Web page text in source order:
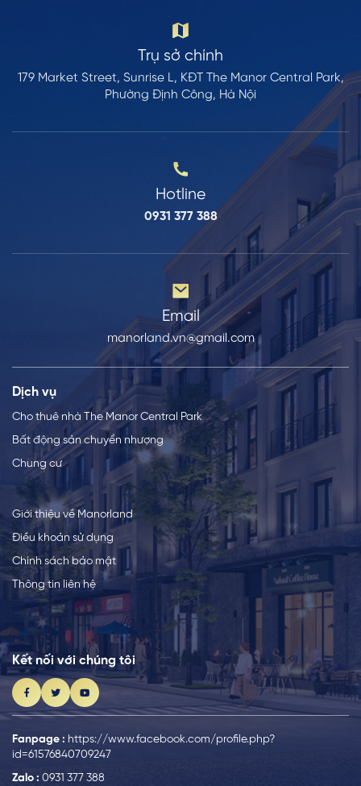
Trụ sở chính
179 Market Street, Sunrise L, KĐT The Manor Central Park,
Phường Định Công, Hà Nội
Hotline
0931 377 388
Email
manorland.vn@gmail.com
Dịch vụ
Cho thuê nhà The Manor Central Park
Bất động sản chuyển nhượng
Chung cư
Giới thiệu về Manorland
Điều khoản sử dụng
Chính sách bảo mật
Thông tin liên hệ
Kết nối với chúng tôi
Fanpage : https://www.facebook.com/profile.php?
id=61576840709247
Zalo : 0931 377 388